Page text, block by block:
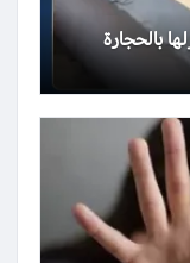
بالحجارة